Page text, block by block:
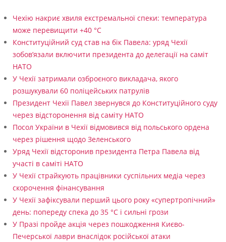
Чехію накриє хвиля екстремальної спеки: температура
може перевищити +40 °C
Конституційний суд став на бік Павела: уряд Чехії
зобов’язали включити президента до делегації на саміт
НАТО
У Чехії затримали озброєного викладача, якого
розшукували 60 поліцейських патрулів
Президент Чехії Павел звернувся до Конституційного суду
через відсторонення від саміту НАТО
Посол України в Чехії відмовився від польського ордена
через рішення щодо Зеленського
Уряд Чехії відсторонив президента Петра Павела від
участі в саміті НАТО
У Чехії страйкують працівники суспільних медіа через
скорочення фінансування
У Чехії зафіксували перший цього року «супертропічний»
день: попереду спека до 35 °C і сильні грози
У Празі пройде акція через пошкодження Києво-
Печерської лаври внаслідок російської атаки